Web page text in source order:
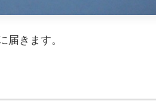
届きます。